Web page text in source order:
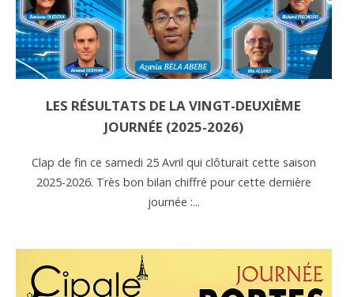
LES RÉSULTATS DE LA VINGT-DEUXIÈME
JOURNÉE (2025-2026)
Clap de fin ce samedi 25 Avril qui clôturait cette saison
2025-2026. Très bon bilan chiffré pour cette dernière
journée :...